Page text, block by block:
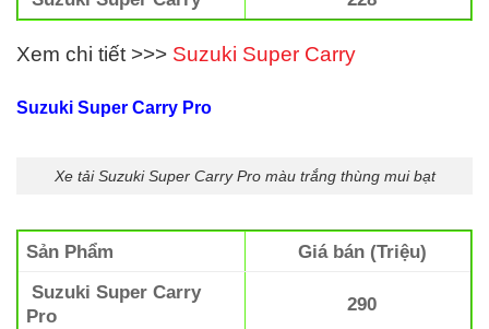
Xem chi tiết >>> Suzuki Super Carry
Suzuki Super Carry Pro
Xe tải Suzuki Super Carry Pro màu trắng thùng mui bạt
Sản Phẩm
Giá bán (Triệu)
Suzuki Super Carry
Pro
290